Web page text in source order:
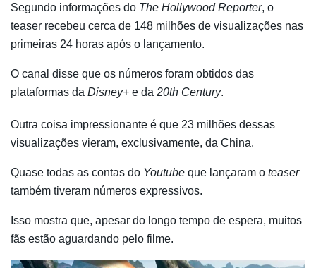
Segundo informações do The Hollywood Reporter, o
teaser recebeu cerca de 148 milhões de visualizações nas
primeiras 24 horas após o lançamento.
O canal disse que os números foram obtidos das
plataformas da Disney+ e da 20th Century.
Outra coisa impressionante é que 23 milhões dessas
visualizações vieram, exclusivamente, da China.
Quase todas as contas do Youtube que lançaram o teaser
também tiveram números expressivos.
Isso mostra que, apesar do longo tempo de espera, muitos
fãs estão aguardando pelo filme.